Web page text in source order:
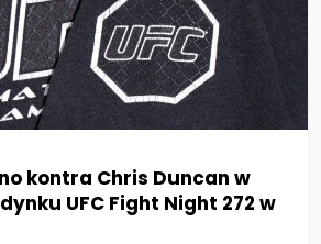
kontra Chris Duncan w
UFC Fight Night 272 w